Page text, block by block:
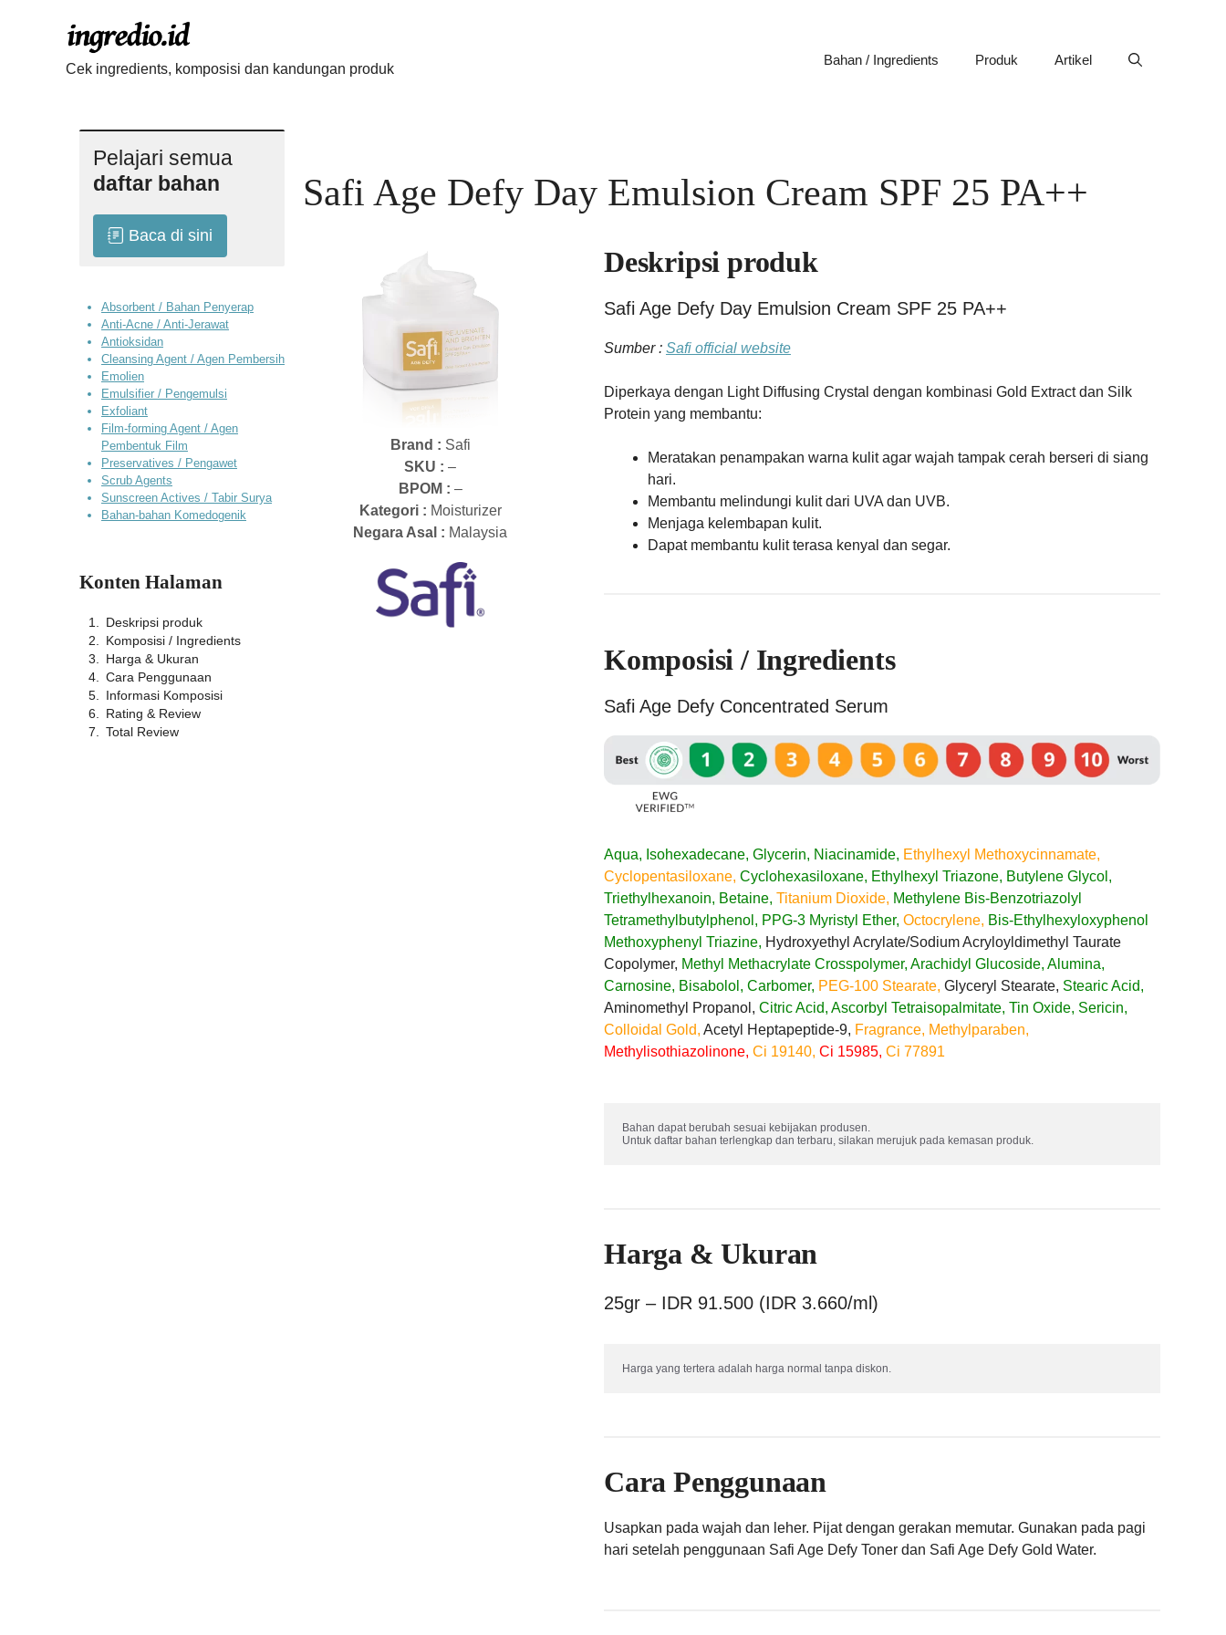
Cek ingredients, komposisi dan kandungan produk
Bahan / Ingredients Produk Artikel
Safi Age Defy Day Emulsion Cream SPF 25 PA++
Brand : Safi
SKU :–
BPOM : –
Kategori : Moisturizer
Negara Asal : Malaysia
Deskripsi produk
Safi Age Defy Day Emulsion Cream SPF 25 PA++
Sumber : Safi official website
Diperkaya dengan Light Diffusing Crystal dengan kombinasi Gold Extract dan Silk
Protein yang membantu:
Meratakan penampakan warna kulit agar wajah tampak cerah berseri di siang
hari.
Membantu melindungi kulit dari UVA dan UVB.
Menjaga kelembapan kulit.
Dapat membantu kulit terasa kenyal dan segar.
Komposisi / Ingredients
Safi Age Defy Concentrated Serum
Aqua, Isohexadecane, Glycerin, Niacinamide, Ethylhexyl Methoxycinnamate,
Cyclopentasiloxane, Cyclohexasiloxane, Ethylhexyl Triazone, Butylene Glycol,
Triethylhexanoin, Betaine, Titanium Dioxide, Methylene Bis-Benzotriazolyl
Tetramethylbutylphenol, PPG-3 Myristyl Ether, Octocrylene, Bis-Ethylhexyloxyphenol
Methoxyphenyl Triazine, Hydroxyethyl Acrylate/​Sodium Acryloyldimethyl Taurate
Copolymer, Methyl Methacrylate Crosspolymer, Arachidyl Glucoside, Alumina,
Carnosine, Bisabolol, Carbomer, PEG-100 Stearate, Glyceryl Stearate, Stearic Acid,
Aminomethyl Propanol, Citric Acid, Ascorbyl Tetraisopalmitate, Tin Oxide, Sericin,
Colloidal Gold, Acetyl Heptapeptide-9, Fragrance, Methylparaben,
Methylisothiazolinone, Ci 19140, Ci 15985, Ci 77891
Bahan dapat berubah sesuai kebijakan produsen.
Untuk daftar bahan terlengkap dan terbaru, silakan merujuk pada kemasan produk.
Harga & Ukuran
25gr – IDR 91.500 (IDR 3.660/ml)
Harga yang tertera adalah harga normal tanpa diskon.
Cara Penggunaan
Usapkan pada wajah dan leher. Pijat dengan gerakan memutar. Gunakan pada pagi
hari setelah penggunaan Safi Age Defy Toner dan Safi Age Defy Gold Water.
Pelajari semua
daftar bahan
Baca di sini
Absorbent / Bahan Penyerap
Anti-Acne / Anti-Jerawat
Antioksidan
Cleansing Agent / Agen Pembersih
Emolien
Emulsifier / Pengemulsi
Exfoliant
Film-forming Agent / Agen
Pembentuk Film
Preservatives / Pengawet
Scrub Agents
Sunscreen Actives / Tabir Surya
Bahan-bahan Komedogenik
Konten Halaman
Deskripsi produk
Komposisi / Ingredients
Harga & Ukuran
Cara Penggunaan
Informasi Komposisi
Rating & Review
Total Review